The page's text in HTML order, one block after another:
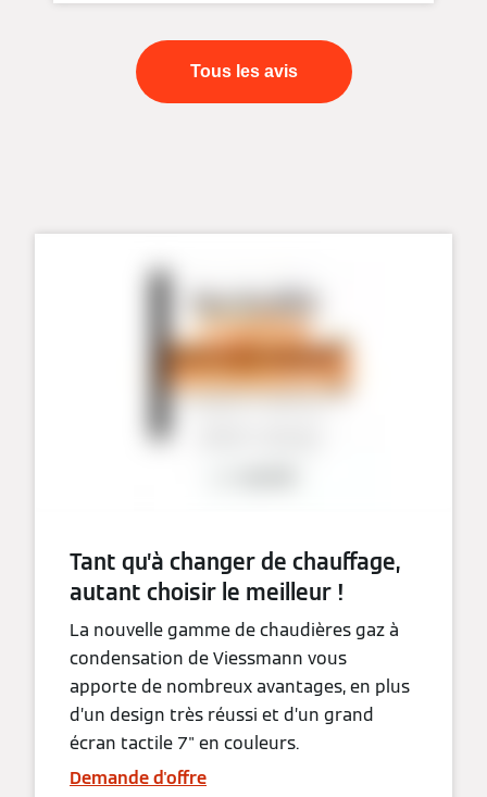
Tous les avis
Tant qu’à changer de chauffage,
autant choisir le meilleur !
La nouvelle gamme de chaudières gaz à
condensation de Viessmann vous
apporte de nombreux avantages, en plus
d’un design très réussi et d’un grand
écran tactile 7" en couleurs.
Demande d'offre